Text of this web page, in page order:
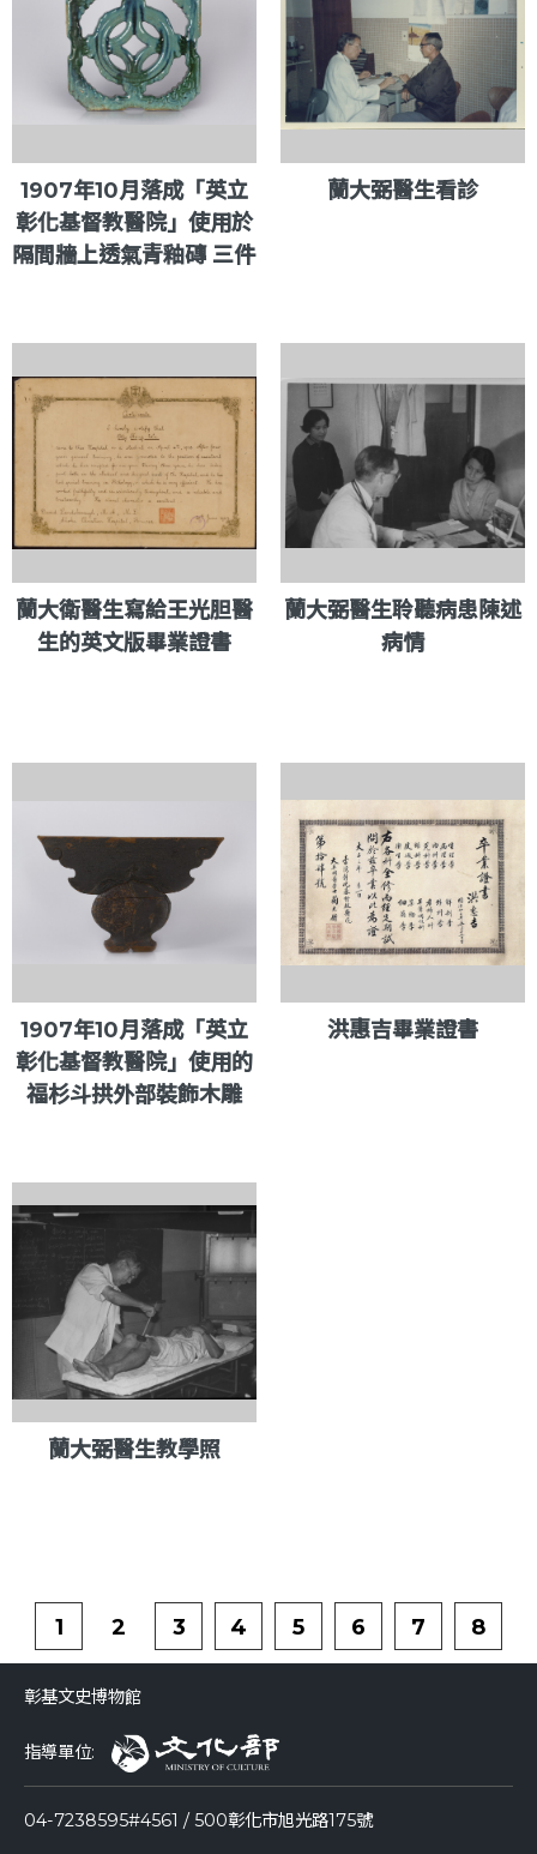
1907年10月落成「英立
彰化基督教醫院」使用於
隔間牆上透氣青釉磚 三件
蘭大弼醫生看診
蘭大衛醫生寫給王光胆醫
生的英文版畢業證書
蘭大弼醫生聆聽病患陳述
病情
1907年10月落成「英立
彰化基督教醫院」使用的
福杉斗拱外部裝飾木雕
洪惠吉畢業證書
蘭大弼醫生教學照
1 2 3 4 5 6 7 8
彰基文史博物館
指導單位:
04-7238595#4561 / 500彰化市旭光路175號